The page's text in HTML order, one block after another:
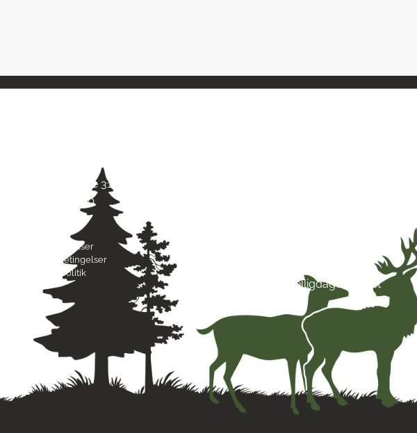
Skarridsøgade 31 B
4450 Jyderup
Byttebetingelser
Handelsbetingelser
Privatlivspolitik
Helligdage: Lukket